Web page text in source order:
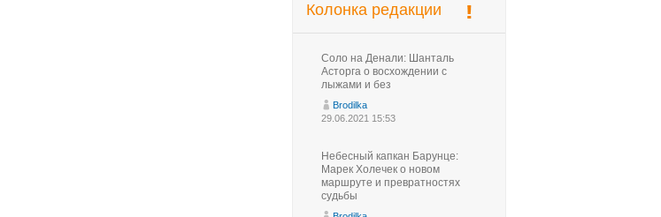
Колонка редакции
Соло на Денали: Шанталь
Асторга о восхождении с
лыжами и без
Brodilka
29.06.2021 15:53
Небесный капкан Барунце:
Марек Холечек о новом
маршруте и превратностях
судьбы